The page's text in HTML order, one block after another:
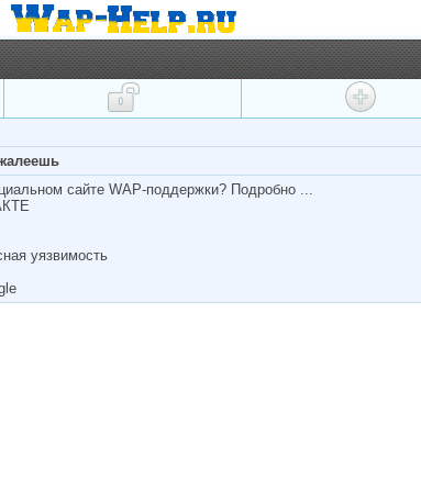
сайте WAP-поддержки? Подробно ...
уязвимость